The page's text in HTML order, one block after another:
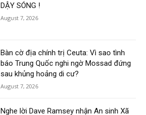
DẬY SÓNG !
August 7, 2026
Bàn cờ địa chính trị Ceuta: Vì sao tình
báo Trung Quốc nghi ngờ Mossad đứng
sau khủng hoảng di cư?
August 7, 2026
Nghe lời Dave Ramsey nhận An sinh Xã